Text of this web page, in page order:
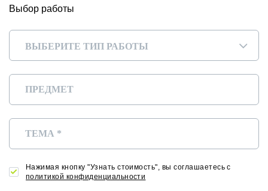
Выбор работы
ВЫБЕРИТЕ ТИП РАБОТЫ ▾
Нажимая кнопку "Узнать стоимость", вы соглашаетесь с
политикой конфиденциальности